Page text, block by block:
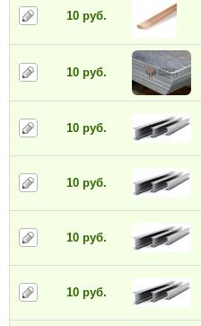
10 руб.
10 руб.
10 руб.
10 руб.
10 руб.
10 руб.